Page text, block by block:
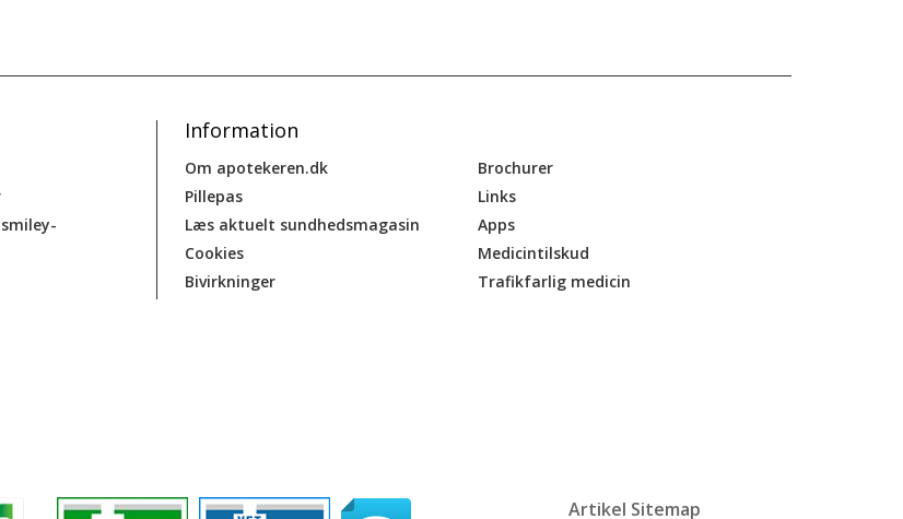
Information
Om apotekeren.dk
Pillepas
Læs aktuelt sundhedsmagasin
Cookies
Bivirkninger
Brochurer
Links
Apps
Medicintilskud
Trafikfarlig medicin
Artikel Sitemap